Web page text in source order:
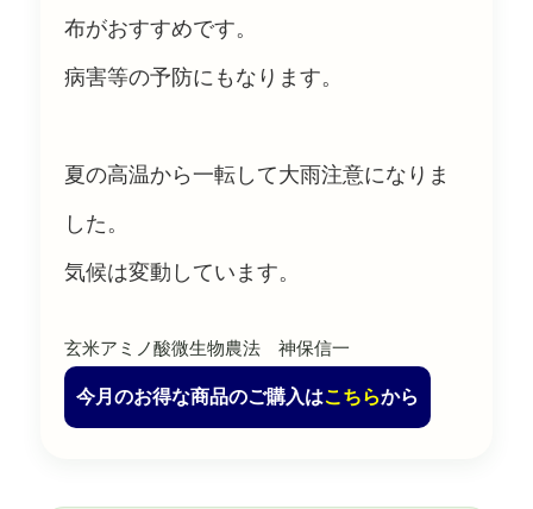
布がおすすめです。
病害等の予防にもなります。
夏の高温から一転して大雨注意になりま
した。
気候は変動しています。
玄米アミノ酸微生物農法 神保信一
今月のお得な商品のご購入はこちらから